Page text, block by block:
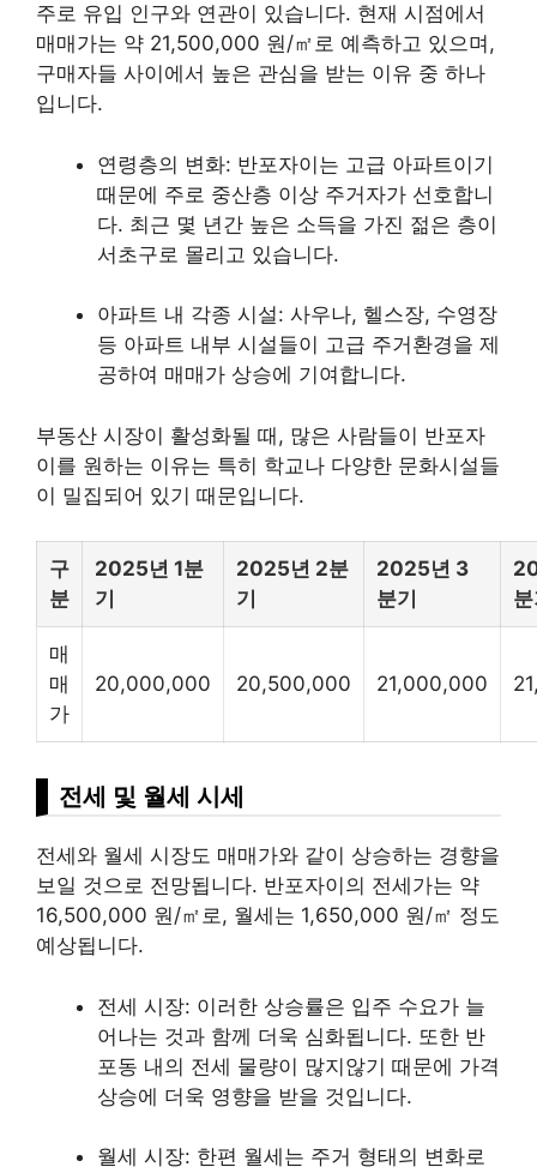
주로 유입 인구와 연관이 있습니다. 현재 시점에서
매매가는 약 21,500,000 원/㎡로 예측하고 있으며,
구매자들 사이에서 높은 관심을 받는 이유 중 하나
입니다.
연령층의 변화: 반포자이는 고급 아파트이기
때문에 주로 중산층 이상 주거자가 선호합니
다. 최근 몇 년간 높은 소득을 가진 젊은 층이
서초구로 몰리고 있습니다.
아파트 내 각종 시설: 사우나, 헬스장, 수영장
등 아파트 내부 시설들이 고급 주거환경을 제
공하여 매매가 상승에 기여합니다.
부동산 시장이 활성화될 때, 많은 사람들이 반포자
이를 원하는 이유는 특히 학교나 다양한 문화시설들
이 밀집되어 있기 때문입니다.
구
분
2025년 1분
기
2025년 2분
기
2025년 3
분기
매
매
가
20,000,000 20,500,000 21,000,000
전세 및 월세 시세
전세와 월세 시장도 매매가와 같이 상승하는 경향을
보일 것으로 전망됩니다. 반포자이의 전세가는 약
16,500,000 원/㎡로, 월세는 1,650,000 원/㎡ 정도
예상됩니다.
전세 시장: 이러한 상승률은 입주 수요가 늘
어나는 것과 함께 더욱 심화됩니다. 또한 반
포동 내의 전세 물량이 많지않기 때문에 가격
상승에 더욱 영향을 받을 것입니다.
월세 시장: 한편 월세는 주거 형태의 변화로